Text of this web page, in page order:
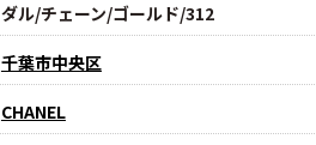
ダル/チェーン/ゴールド/312
千葉市中央区
CHANEL